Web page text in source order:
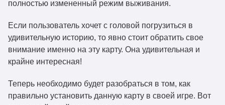
полностью измененный режим выживания.
Если пользователь хочет с головой погрузиться в
удивительную историю, то явно стоит обратить свое
внимание именно на эту карту. Она удивительная и
крайне интересная!
Теперь необходимо будет разобраться в том, как
правильно установить данную карту в своей игре. Вот